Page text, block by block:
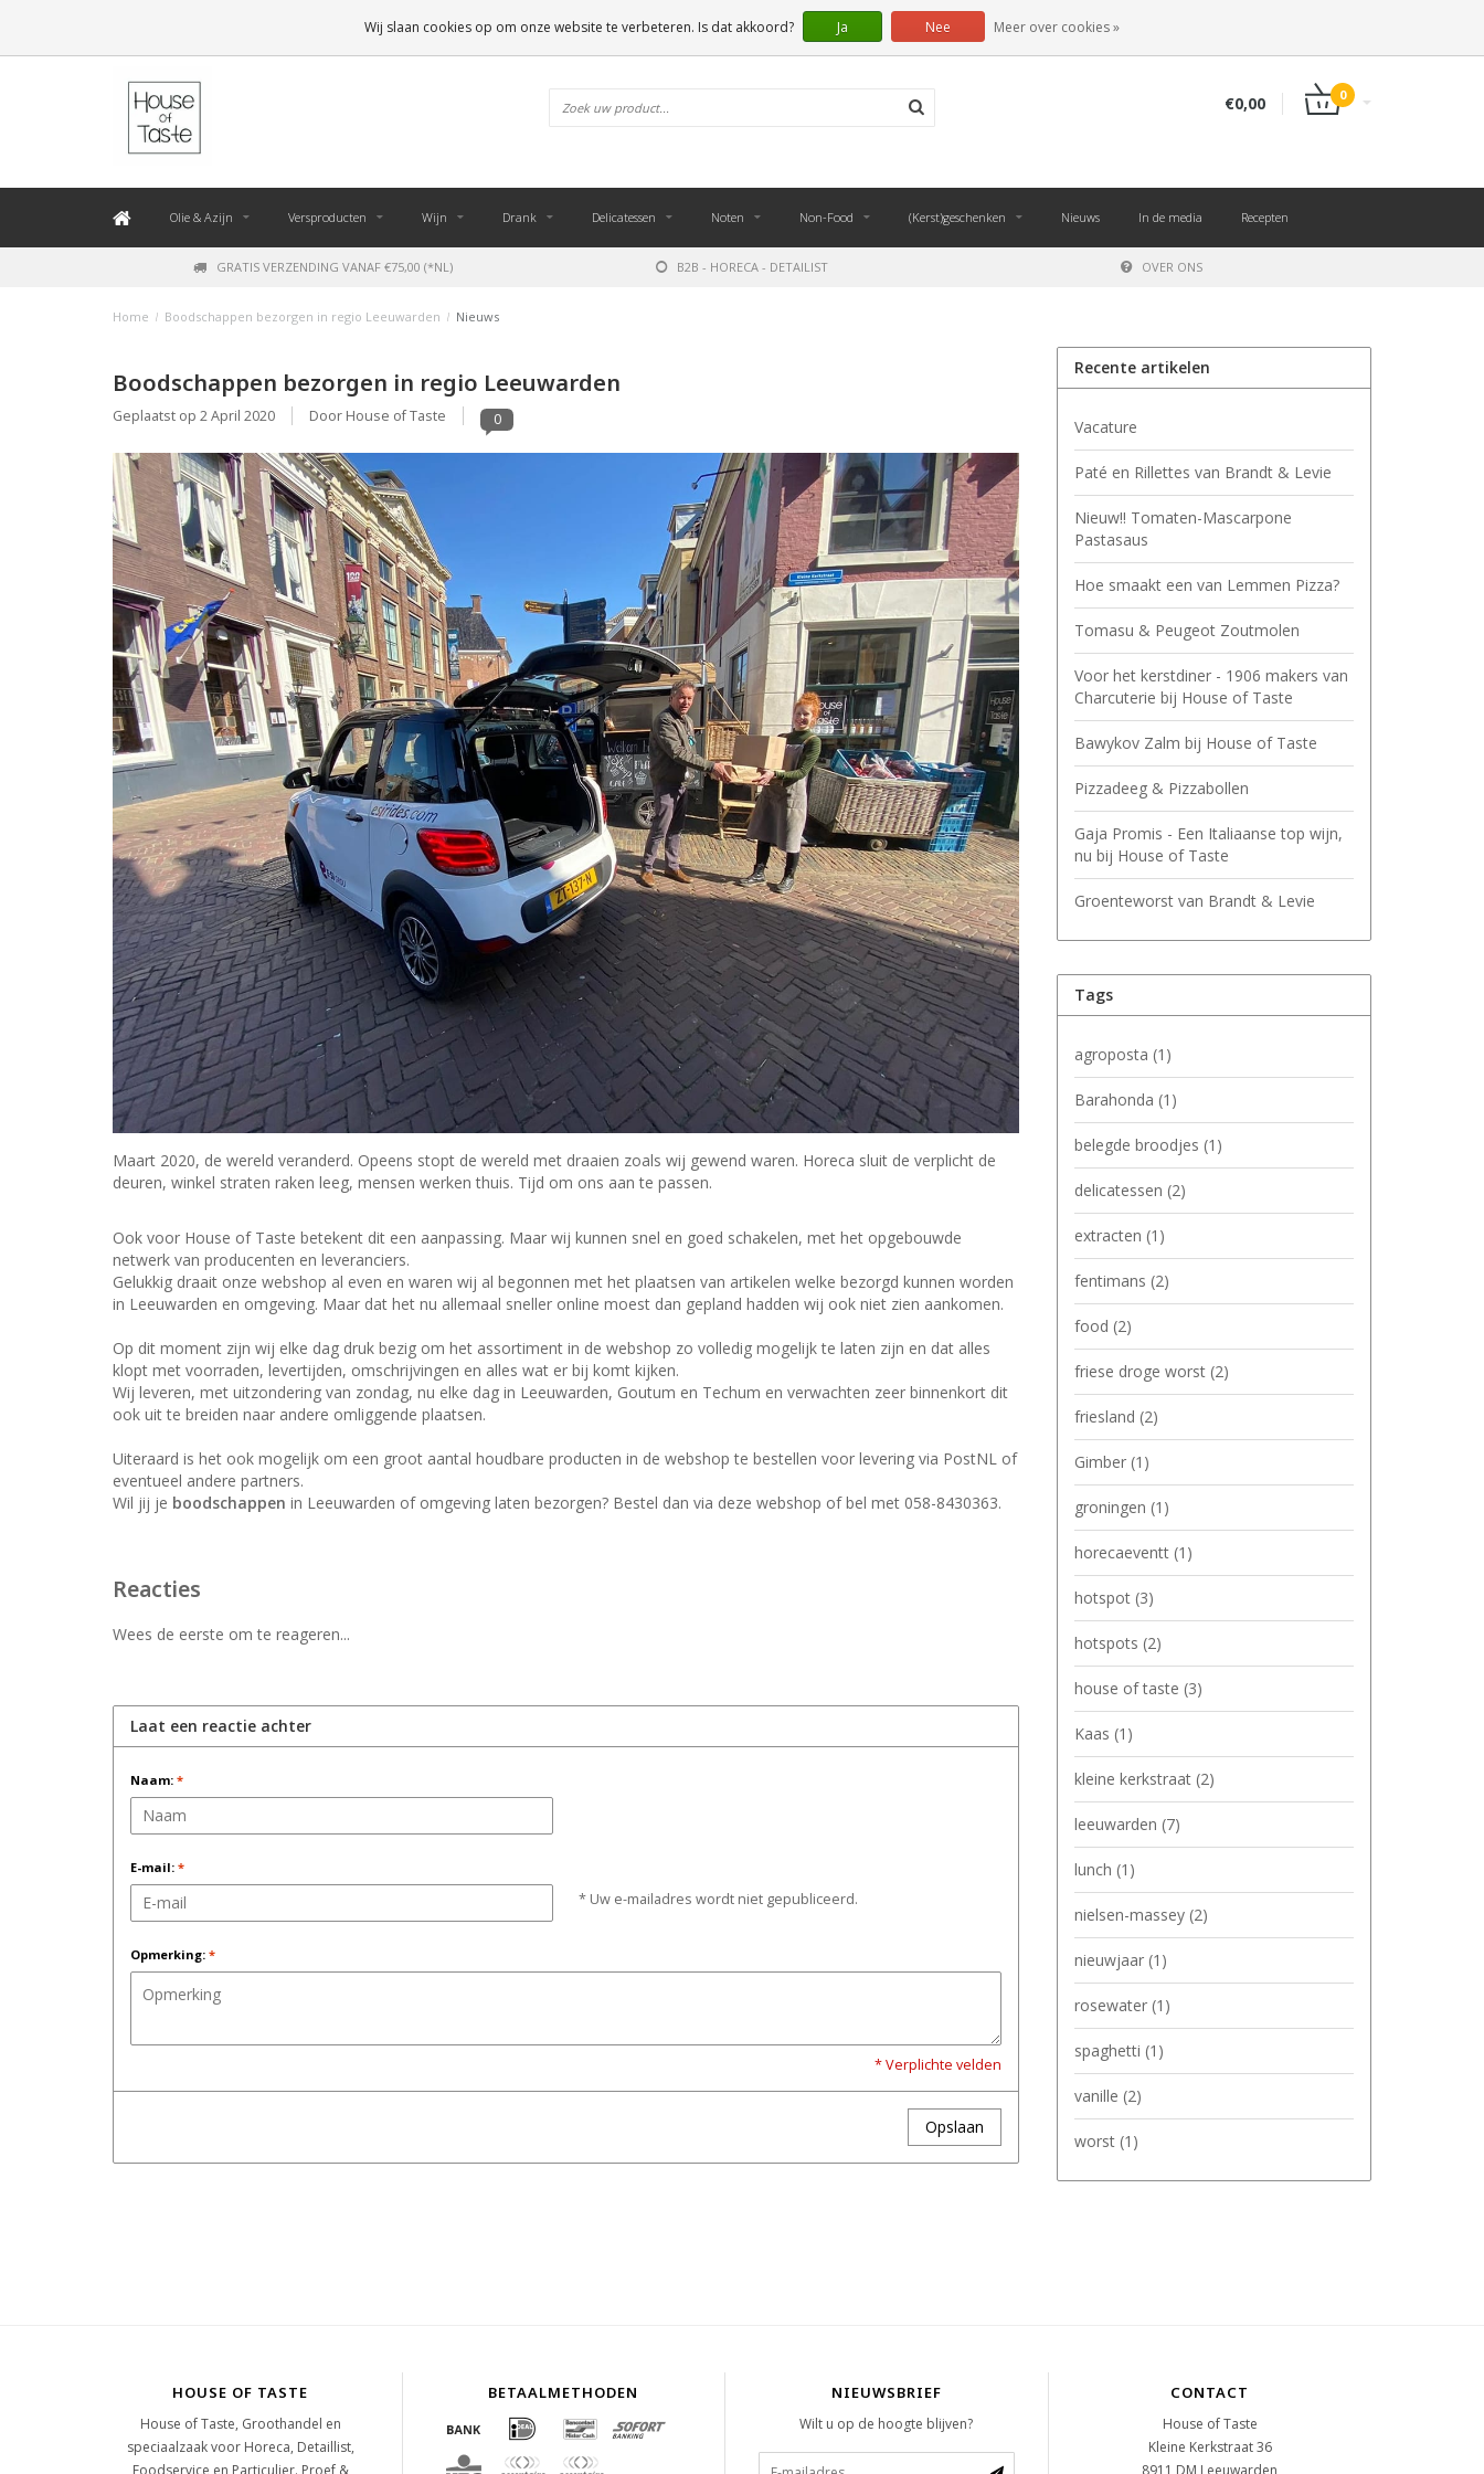
NL
€0,00 0
Olie & Azijn Versproducten Wijn Drank Delicatessen Noten Non-Food (Kerst)geschenken Nieuws In de media Recepten
GRATIS VERZENDING VANAF €75,00 (*NL) B2B - HORECA - DETAILIST OVER ONS
Home / Boodschappen bezorgen in regio Leeuwarden / Nieuws
Boodschappen bezorgen in regio Leeuwarden
Geplaatst op 2 April 2020 Door House of Taste 0
Maart 2020, de wereld veranderd. Opeens stopt de wereld met draaien zoals wij gewend waren. Horeca sluit de verplicht de
deuren, winkel straten raken leeg, mensen werken thuis. Tijd om ons aan te passen.
Ook voor House of Taste betekent dit een aanpassing. Maar wij kunnen snel en goed schakelen, met het opgebouwde
netwerk van producenten en leveranciers.
Gelukkig draait onze webshop al even en waren wij al begonnen met het plaatsen van artikelen welke bezorgd kunnen worden
in Leeuwarden en omgeving. Maar dat het nu allemaal sneller online moest dan gepland hadden wij ook niet zien aankomen.
Op dit moment zijn wij elke dag druk bezig om het assortiment in de webshop zo volledig mogelijk te laten zijn en dat alles
klopt met voorraden, levertijden, omschrijvingen en alles wat er bij komt kijken.
Wij leveren, met uitzondering van zondag, nu elke dag in Leeuwarden, Goutum en Techum en verwachten zeer binnenkort dit
ook uit te breiden naar andere omliggende plaatsen.
Uiteraard is het ook mogelijk om een groot aantal houdbare producten in de webshop te bestellen voor levering via PostNL of
eventueel andere partners.
Wil jij je boodschappen in Leeuwarden of omgeving laten bezorgen? Bestel dan via deze webshop of bel met 058-8430363.
Reacties
Wees de eerste om te reageren...
Laat een reactie achter
Naam: *
E-mail: *
* Uw e-mailadres wordt niet gepubliceerd.
Opmerking: *
* Verplichte velden
Opslaan
Recente artikelen
Vacature
Paté en Rillettes van Brandt & Levie
Nieuw!! Tomaten-Mascarpone
Pastasaus
Hoe smaakt een van Lemmen Pizza?
Tomasu & Peugeot Zoutmolen
Voor het kerstdiner - 1906 makers van
Charcuterie bij House of Taste
Bawykov Zalm bij House of Taste
Pizzadeeg & Pizzabollen
Gaja Promis - Een Italiaanse top wijn,
nu bij House of Taste
Groenteworst van Brandt & Levie
Tags
agroposta (1)
Barahonda (1)
belegde broodjes (1)
delicatessen (2)
extracten (1)
fentimans (2)
food (2)
friese droge worst (2)
friesland (2)
Gimber (1)
groningen (1)
horecaeventt (1)
hotspot (3)
hotspots (2)
house of taste (3)
Kaas (1)
kleine kerkstraat (2)
leeuwarden (7)
lunch (1)
nielsen-massey (2)
nieuwjaar (1)
rosewater (1)
spaghetti (1)
vanille (2)
worst (1)
HOUSE OF TASTE
House of Taste, Groothandel en
speciaalzaak voor Horeca, Detaillist,
Foodservice en Particulier. Proef &
BETAALMETHODEN NIEUWSBRIEF
Wilt u op de hoogte blijven?
CONTACT
House of Taste
Kleine Kerkstraat 36
8911 DM Leeuwarden
Wij slaan cookies op om onze website te verbeteren. Is dat akkoord? Ja Nee Meer over cookies »